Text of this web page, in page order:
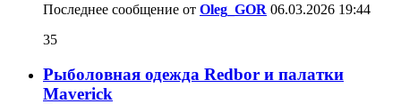
Последнее сообщение от Oleg_GOR 06.03.2026 19:44
35
Рыболовная одежда Redbor и палатки
Maverick